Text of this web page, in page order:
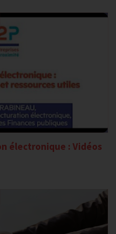
électronique : Vidéos